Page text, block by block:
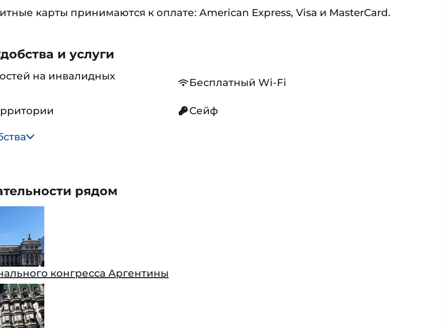
карты принимаются к оплате: American Express, Visa и MasterCard.
и услуги
на инвалидных
Бесплатный Wi-Fi
Сейф
рядом
конгресса Аргентины